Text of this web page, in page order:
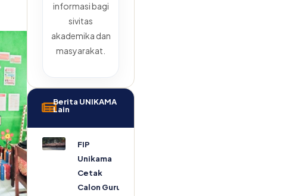
informasi bagi
sivitas
akademika dan
masyarakat.
Berita UNIKAMA
Lain
FIP
Unikama
Cetak
Calon Guru